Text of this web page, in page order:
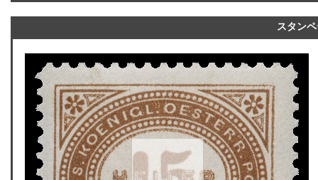
スタン